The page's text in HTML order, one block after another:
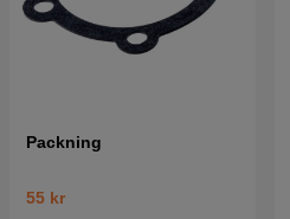
Packning
55 kr